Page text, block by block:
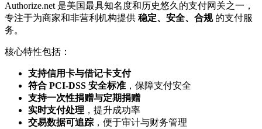
Authorize.net 是美国最具知名度和历史悠久的支付网关之一，
专注于为商家和非营利机构提供 稳定、安全、合规的支付服
务。
核心特性包括：
支持信用卡与借记卡支付
符合 PCI-DSS 安全标准 ，保障支付安全
支持一次性捐赠与定期捐赠
实时支付处理 ，提升成功率
交易数据可追踪 ，便于审计与财务管理